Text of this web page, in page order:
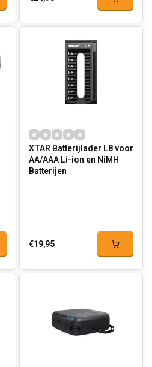
XTAR Batterijlader L8 voor
AA/AAA Li-ion en NiMH
Batterijen
€19,95